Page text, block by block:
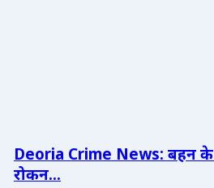
Deoria Crime News: बहन के
रोकन...